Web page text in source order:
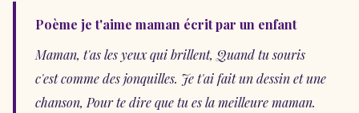
Poème je t'aime maman écrit par un enfant
Maman, t'as les yeux qui brillent, Quand tu souris
c'est comme des jonquilles. Je t'ai fait un dessin et une
chanson, Pour te dire que tu es la meilleure maman.